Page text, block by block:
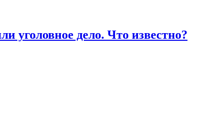
уголовное дело. Что известно?